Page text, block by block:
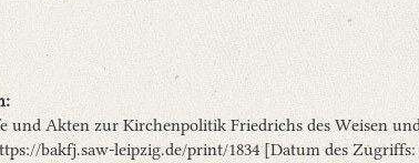
und Akten zur Kirchenpolitik Friedrichs des Weisen
bakfj.saw-leipzig.de/print/1834 [Datum des Zugriffs: